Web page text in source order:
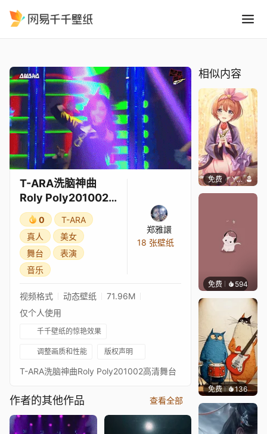
T-ARA洗脑神曲
Roly Poly201002
高清舞台
0
T-ARA
真人
美女
舞台
表演
音乐
郑雅譞
18 张壁纸
视频格式 动态壁纸
71.96M
仅个人使用
千千壁纸的惊艳效果
调整画质和性能 版权声明
T-ARA洗脑神曲Roly Poly201002高清舞台
作者的其他作品 查看全部
相似内容
免费 YueZaychik
免费 594Bewie
免费 136渔小小